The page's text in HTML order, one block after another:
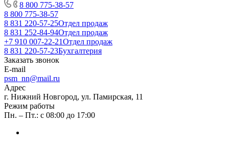
8 800 775-38-57
8 800 775-38-57
8 831 220-57-25Отдел продаж
8 831 252-84-94Отдел продаж
+7 910 007-22-21Отдел продаж
8 831 220-57-23Бухгалтерия
Заказать звонок
E-mail
psm_nn@mail.ru
Адрес
г. Нижний Новгород, ул. Памирская, 11
Режим работы
Пн. – Пт.: с 08:00 до 17:00